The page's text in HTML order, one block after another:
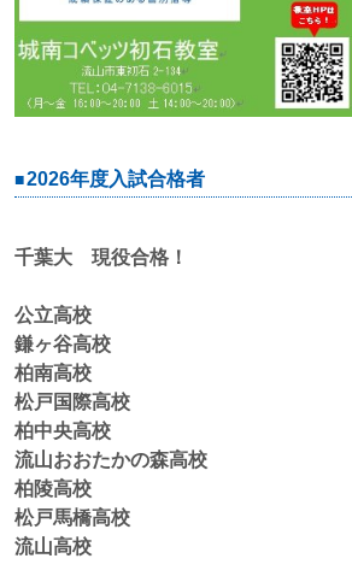
2026年度入試合格者
千葉大 現役合格！
公立高校
鎌ヶ谷高校
柏南高校
松戸国際高校
柏中央高校
流山おおたかの森高校
柏陵高校
松戸馬橋高校
流山高校